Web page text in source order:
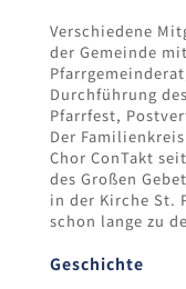
Verschiedene
der Gemeinde
Durchführung
Pfarrfest,
Der
Chor ConTakt
des Großen
in der Kirche St.
schon lange zu
Geschichte